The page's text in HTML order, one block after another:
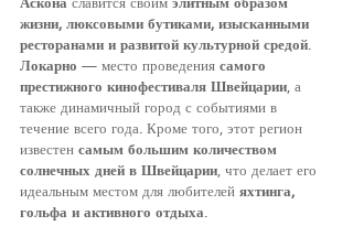
жизни, люксовыми бутиками, изысканными
ресторанами и развитой культурной средой
Локарно — место проведения самого
престижного кинофестиваля Швейцарии , а
также динамичный город с событиями в
течение всего года. Кроме того, этот регион
известен самым большим количеством
солнечных дней в Швейцарии , что делает его
идеальным местом для любителей яхтинга,
гольфа и активного отдыха